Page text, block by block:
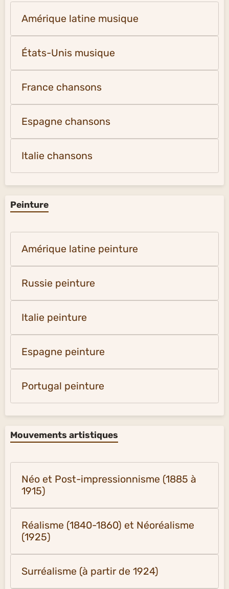
Amérique latine musique
États-Unis musique
France chansons
Espagne chansons
Italie chansons
Peinture
Amérique latine peinture
Russie peinture
Italie peinture
Espagne peinture
Portugal peinture
Mouvements artistiques
Néo et Post-impressionnisme (1885 à
1915)
Réalisme (1840-1860) et Néoréalisme
(1925)
Surréalisme (à partir de 1924)